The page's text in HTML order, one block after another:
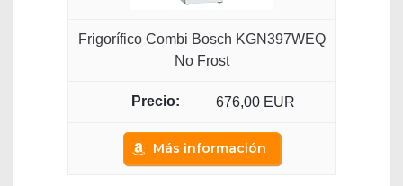
Frigorífico Combi Bosch KGN397WEQ
No Frost
676,00 EUR
Más información